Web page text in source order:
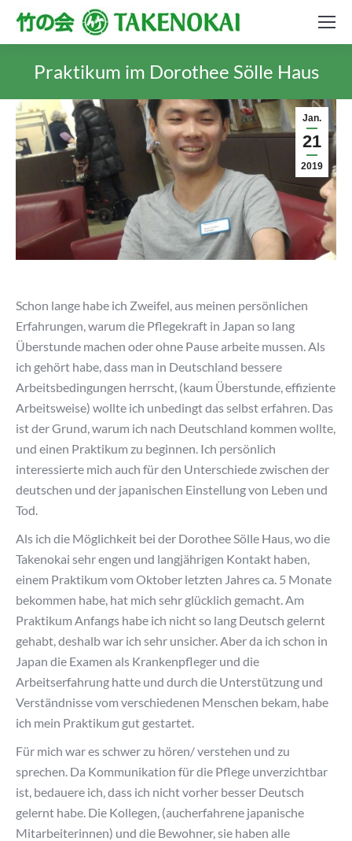
Praktikum im Dorothee Sölle Haus
Jan.
21
2019
Schon lange habe ich Zweifel, aus meinen persönlichen
Erfahrungen, warum die Pflegekraft in Japan so lang
Überstunde machen oder ohne Pause arbeite mussen. Als
ich gehört habe, dass man in Deutschland bessere
Arbeitsbedingungen herrscht, (kaum Überstunde, effiziente
Arbeitsweise) wollte ich unbedingt das selbst erfahren. Das
ist der Grund, warum ich nach Deutschland kommen wollte,
und einen Praktikum zu beginnen. Ich persönlich
interessierte mich auch für den Unterschiede zwischen der
deutschen und der japanischen Einstellung von Leben und
Tod.
Als ich die Möglichkeit bei der Dorothee Sölle Haus, wo die
Takenokai sehr engen und langjährigen Kontakt haben,
einem Praktikum vom Oktober letzten Jahres ca. 5 Monate
bekommen habe, hat mich sehr glücklich gemacht. Am
Praktikum Anfangs habe ich nicht so lang Deutsch gelernt
gehabt, deshalb war ich sehr unsicher. Aber da ich schon in
Japan die Examen als Krankenpfleger und die
Arbeitserfahrung hatte und durch die Unterstützung und
Verständnisse vom verschiedenen Menschen bekam, habe
ich mein Praktikum gut gestartet.
Für mich war es schwer zu hören/ verstehen und zu
sprechen. Da Kommunikation für die Pflege unverzichtbar
ist, bedauere ich, dass ich nicht vorher besser Deutsch
gelernt habe. Die Kollegen, (aucherfahrene japanische
Mitarbeiterinnen) und die Bewohner, sie haben alle